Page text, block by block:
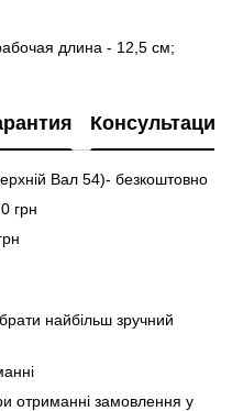
длина - 12,5 см;
Консультация
Вал 54)- безкоштовно
грн
найбільш зручний
отриманні замовлення у